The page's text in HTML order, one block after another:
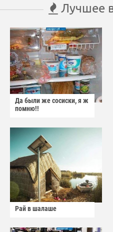
Лучшее
Да были же сосиски, я ж
помню!!
Рай в шалаше